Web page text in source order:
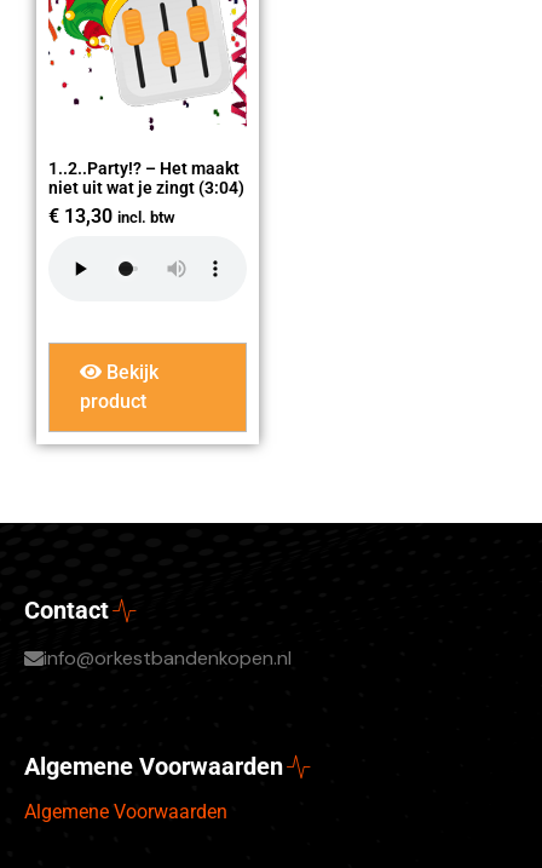
1..2..Party!? – Het maakt
niet uit wat je zingt (3:04)
€ 13,30 incl. btw
Bekijk
product
Contact
info@orkestbandenkopen.nl
Algemene Voorwaarden
Algemene Voorwaarden